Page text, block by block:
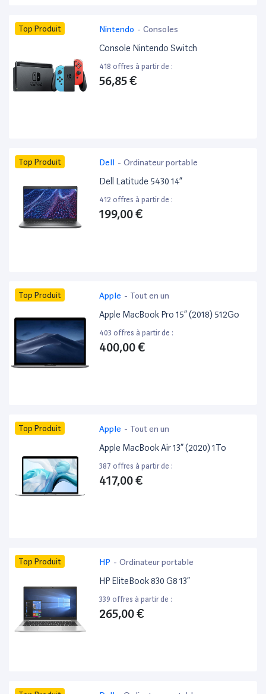
Top Produit Nintendo - Consoles
Console Nintendo Switch
418 offres à partir de :
56,85 €
Top Produit Dell - Ordinateur portable
Dell Latitude 5430 14”
412 offres à partir de :
199,00 €
Top Produit Apple - Tout en un
Apple MacBook Pro 15” (2018) 512Go
403 offres à partir de :
400,00 €
Top Produit Apple - Tout en un
Apple MacBook Air 13” (2020) 1To
387 offres à partir de :
417,00 €
Top Produit HP - Ordinateur portable
HP EliteBook 830 G8 13”
339 offres à partir de :
265,00 €